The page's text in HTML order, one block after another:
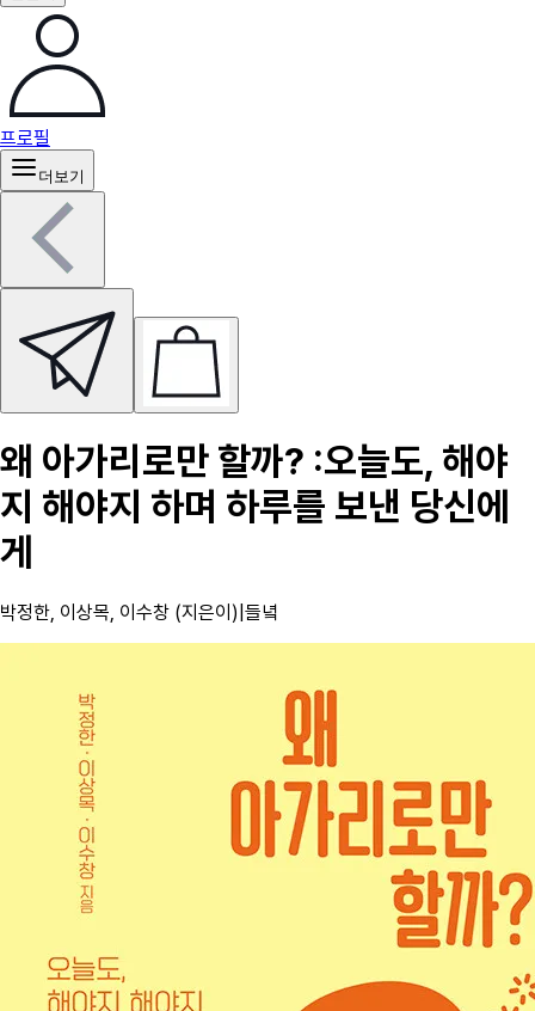
프로필
더보기
왜 아가리로만 할까? :오늘도, 해야
지 해야지 하며 하루를 보낸 당신에
게
박정한, 이상목, 이수창 (지은이) 들녘